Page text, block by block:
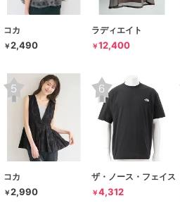
コカ
￥2,490
ラディエイト
￥12,400
コカ
￥2,990
ザ・ノース・フェイス
￥4,312